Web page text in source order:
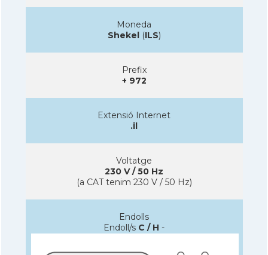
Moneda
Shekel(ILS)
Prefix
+ 972
Extensió Internet
.il
Voltatge
230 V / 50 Hz
(a CAT tenim 230 V / 50 Hz)
Endolls
Endoll/s C / H -